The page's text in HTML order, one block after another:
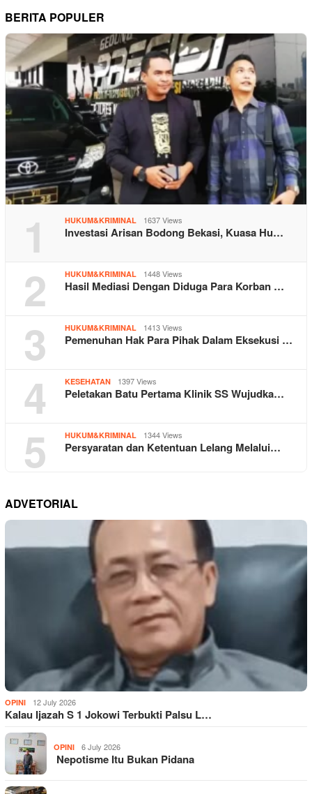
BERITA POPULER
1 HUKUM&KRIMINAL 1637 Views
Investasi Arisan Bodong Bekasi, Kuasa Hu…
2 HUKUM&KRIMINAL 1448 Views
Hasil Mediasi Dengan Diduga Para Korban …
3 HUKUM&KRIMINAL 1413 Views
Pemenuhan Hak Para Pihak Dalam Eksekusi …
4 KESEHATAN 1397 Views
Peletakan Batu Pertama Klinik SS Wujudka…
5 HUKUM&KRIMINAL 1344 Views
Persyaratan dan Ketentuan Lelang Melalui…
ADVETORIAL
OPINI 12 July 2026
Kalau Ijazah S 1 Jokowi Terbukti Palsu L…
OPINI 6 July 2026
Nepotisme Itu Bukan Pidana